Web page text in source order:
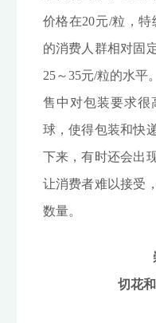
价格在20元/粒，
的消费人群相对固
25～35元/粒的水平
售中对包装要求很
球，使得包装和快
下来，有时还会出
让消费者难以接受
数量。
切花